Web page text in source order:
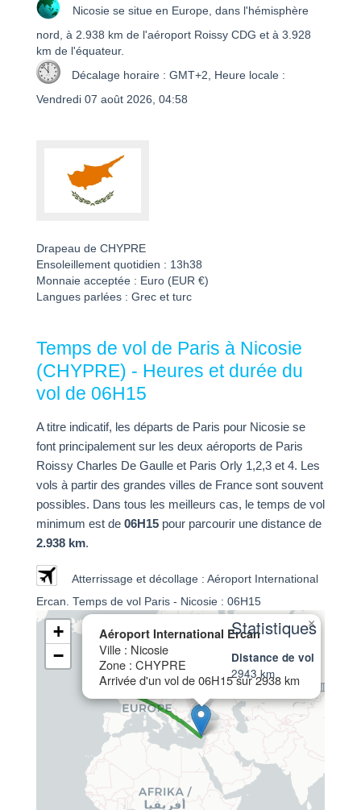
Nicosie se situe en Europe, dans l'hémisphère
nord, à 2.938 km de l'aéroport Roissy CDG et à 3.928
km de l'équateur.
Décalage horaire : GMT+2, Heure locale :
Vendredi 07 août 2026, 04:58
Drapeau de CHYPRE
Ensoleillement quotidien : 13h38
Monnaie acceptée : Euro (EUR €)
Langues parlées : Grec et turc
Temps de vol de Paris à Nicosie
(CHYPRE) - Heures et durée du
vol de 06H15
A titre indicatif, les départs de Paris pour Nicosie se
font principalement sur les deux aéroports de Paris
Roissy Charles De Gaulle et Paris Orly 1,2,3 et 4. Les
vols à partir des grandes villes de France sont souvent
possibles. Dans tous les meilleurs cas, le temps de vol
minimum est de 06H15 pour parcourir une distance de
2.938 km.
Atterrissage et décollage : Aéroport International
Ercan. Temps de vol Paris - Nicosie : 06H15
Aéroport International Ercan
Ville : Nicosie
Zone : CHYPRE
Arrivée d'un vol de 06H15 sur 2938 km
×
+
−
Statistiques
Distance de vol
2943 km